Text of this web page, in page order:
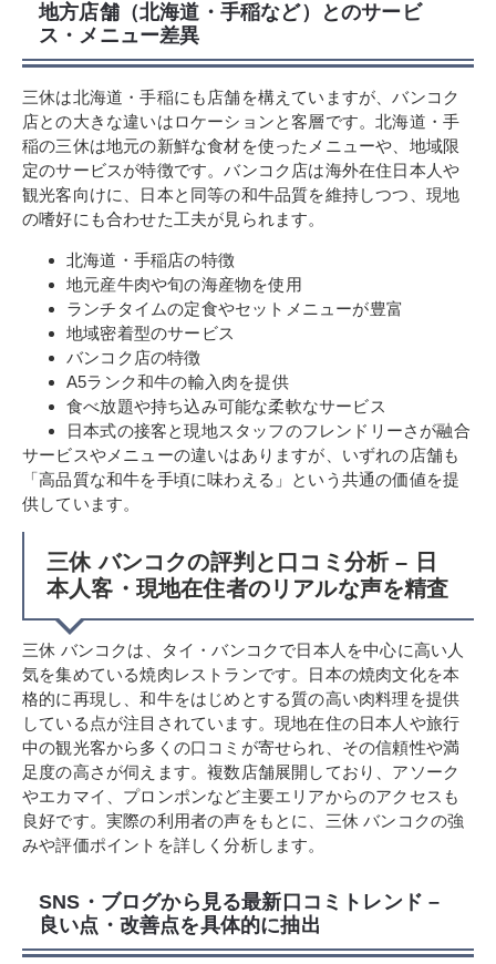
地方店舗（北海道・手稲など）とのサービ
ス・メニュー差異
三休は北海道・手稲にも店舗を構えていますが、バンコク
店との大きな違いはロケーションと客層です。北海道・手
稲の三休は地元の新鮮な食材を使ったメニューや、地域限
定のサービスが特徴です。バンコク店は海外在住日本人や
観光客向けに、日本と同等の和牛品質を維持しつつ、現地
の嗜好にも合わせた工夫が見られます。
北海道・手稲店の特徴
地元産牛肉や旬の海産物を使用
ランチタイムの定食やセットメニューが豊富
地域密着型のサービス
バンコク店の特徴
A5ランク和牛の輸入肉を提供
食べ放題や持ち込み可能な柔軟なサービス
日本式の接客と現地スタッフのフレンドリーさが融合
サービスやメニューの違いはありますが、いずれの店舗も
「高品質な和牛を手頃に味わえる」という共通の価値を提
供しています。
三休 バンコクの評判と口コミ分析 – 日
本人客・現地在住者のリアルな声を精査
三休 バンコクは、タイ・バンコクで日本人を中心に高い人
気を集めている焼肉レストランです。日本の焼肉文化を本
格的に再現し、和牛をはじめとする質の高い肉料理を提供
している点が注目されています。現地在住の日本人や旅行
中の観光客から多くの口コミが寄せられ、その信頼性や満
足度の高さが伺えます。複数店舗展開しており、アソーク
やエカマイ、プロンポンなど主要エリアからのアクセスも
良好です。実際の利用者の声をもとに、三休 バンコクの強
みや評価ポイントを詳しく分析します。
SNS・ブログから見る最新口コミトレンド –
良い点・改善点を具体的に抽出